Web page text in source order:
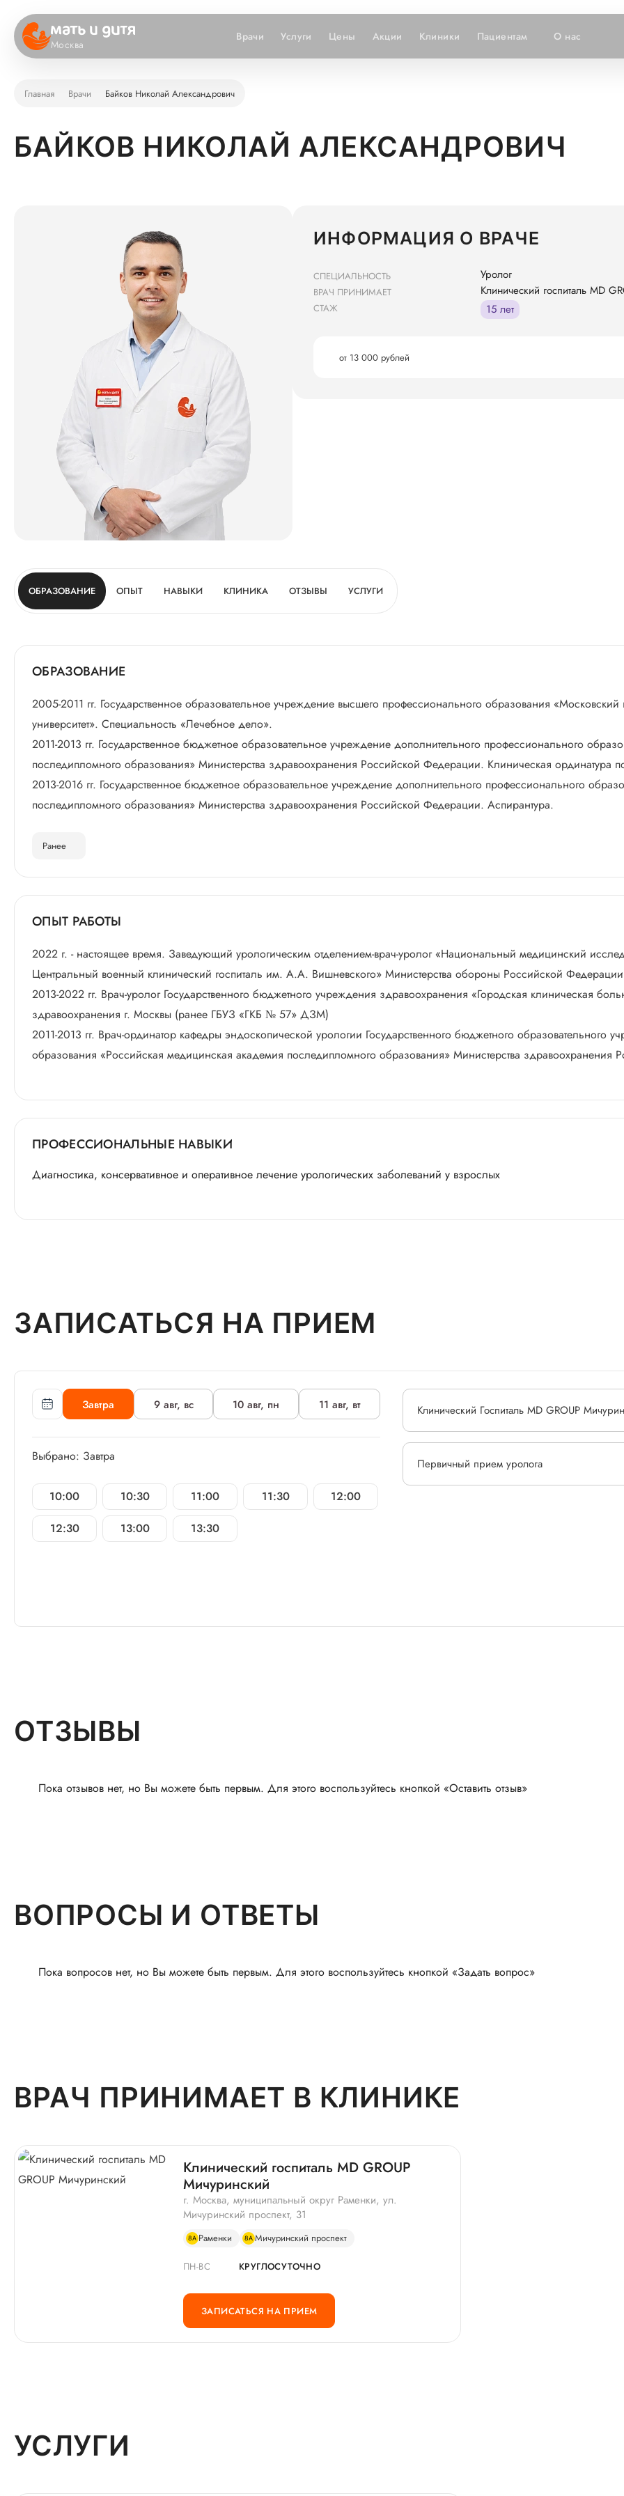
Москва
Врачи Услуги Цены Акции Клиники Пациентам О нас
Главная Врачи Байков Николай Александрович
БАЙКОВ НИКОЛАЙ АЛЕКСАНДРОВИЧ
ИНФОРМАЦИЯ О ВРАЧЕ
СПЕЦИАЛЬНОСТЬ Уролог
ВРАЧ ПРИНИМАЕТ Клинический госпиталь MD
СТАЖ 15 лет
от 13 000 рублей
ОБРАЗОВАНИЕ ОПЫТ НАВЫКИ КЛИНИКА ОТЗЫВЫ УСЛУГИ
ОБРАЗОВАНИЕ
2005-2011 гг. Государственное образовательное учреждение высшего профессионального образования «Московский
университет». Специальность «Лечебное дело».
2011-2013 гг. Государственное бюджетное образовательное учреждение дополнительного профессионального
последипломного образования» Министерства здравоохранения Российской Федерации. Клиническая ординатура
2013-2016 гг. Государственное бюджетное образовательное учреждение дополнительного профессионального
последипломного образования» Министерства здравоохранения Российской Федерации. Аспирантура.
Ранее
ОПЫТ РАБОТЫ
2022 г. - настоящее время. Заведующий урологическим отделением-врач-уролог «Национальный медицинский
Центральный военный клинический госпиталь им. А.А. Вишневского» Министерства обороны Российской Федерации
2013-2022 гг. Врач-уролог Государственного бюджетного учреждения здравоохранения «Городская клиническая
здравоохранения г. Москвы (ранее ГБУЗ «ГКБ № 57» ДЗМ)
2011-2013 гг. Врач-ординатор кафедры эндоскопической урологии Государственного бюджетного образовательного
образования «Российская медицинская академия последипломного образования» Министерства здравоохранения
ПРОФЕССИОНАЛЬНЫЕ НАВЫКИ
Диагностика, консервативное и оперативное лечение урологических заболеваний у взрослых
ЗАПИСАТЬСЯ НА ПРИЕМ
Завтра 9 авг, вс 10 авг, пн 11 авг, вт
Выбрано: Завтра
10:00 10:30 11:00 11:30
12:00
12:30
13:00 13:30
Клинический Госпиталь MD GROUP
Первичный прием уролога
ОТЗЫВЫ
Пока отзывов нет, но Вы можете быть первым. Для этого воспользуйтесь кнопкой «Оставить отзыв»
ВОПРОСЫ И ОТВЕТЫ
Пока вопросов нет, но Вы можете быть первым. Для этого воспользуйтесь кнопкой «Задать вопрос»
ВРАЧ ПРИНИМАЕТ В КЛИНИКЕ
Клинический госпиталь MD GROUP
Мичуринский
г. Москва, муниципальный округ Раменки, ул.
Мичуринский проспект, 31
8А Раменки 8А Мичуринский проспект
ПН-ВС КРУГЛОСУТОЧНО
ЗАПИСАТЬСЯ НА ПРИЕМ
УСЛУГИ